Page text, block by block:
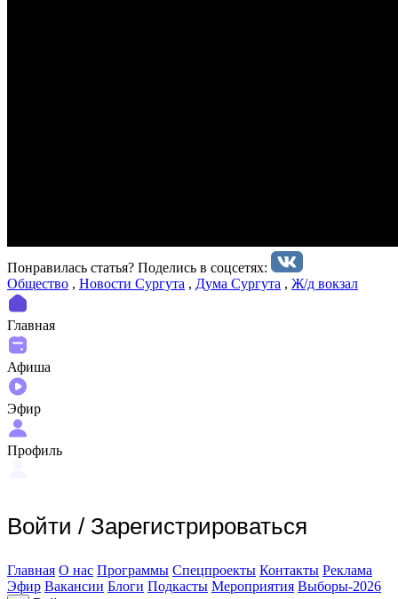
Понравилась статья? Поделиcь в соцсетях:
Общество , Новости Сургута , Дума Сургута , Ж/д вокзал
Главная
Афиша
Эфир
Профиль
Войти / Зарегистрироваться
Главная О нас Программы Спецпроекты Контакты Реклама
Эфир Вакансии Блоги Подкасты Мероприятия Выборы-2026